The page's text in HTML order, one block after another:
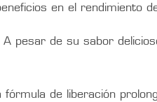
en el rendimiento
A pesar de su sabor
fórmula de liberación